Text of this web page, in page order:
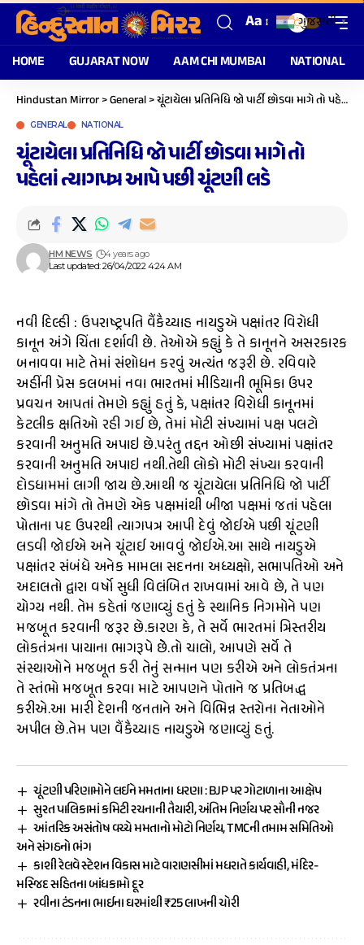
Aa
HOME GUJARAT NOW AAM CHI MUMBAI NATIONAL
Hindustan Mirror>General>ચૂંટાયેલા પ્રતિનિધિ જો પાર્ટી છોડવા માગે તો પહેલાં ત્યાગપત્ર આપે પછી ચૂંટણી લડે
GENERAL NATIONAL
ચૂંટાયેલા પ્રતિનિધિ જો પાર્ટી છોડવા માગે તો
પહેલાં ત્યાગપત્ર આપે પછી ચૂંટણી લડે
Last updated: 26/04/2022 4:24 AM
HM NEWS 4 years ago
નવી દિલ્હી : ઉપરાષ્ટ્રપતિ વૈંકૈય્યાહ નાયડુએ પક્ષાંતર વિરોધી
કાનૂન અંગે ચિંતા દર્શાવી છે. તેઓએ કહ્યું કે તે કાનૂનને અસરકારક
બનાવવા માટે તેમાં સંશોધન કરવું અત્યંત જરૂરી છે. રવિવારે
અહીંની પ્રેસ કલબમાં નવા ભારતમાં મીડિયાની ભૂમિકા ઉપર
પ્રવચન આપતાં તેમણે કહ્યું હતું કે, પક્ષાંતર વિરોધી કાનૂનમાં
કેટલીક ક્ષતિઓ રહી ગઈ છે, તેમાં મોટી સંખ્યામાં પક્ષ પલટો
કરવાની અનુમતિ અપાઇ છે.પરંતુ તદ્દન ઓછી સંખ્યામાં પક્ષાંતર
કરવાની અનુમતિ અપાઇ નથી.તેથી લોકો મોટી સંખ્યા કરવાની
દોડધામમાં લાગી જાય છે.આથી જ ચૂંટાયેલા પ્રતિનિધિ જો પાર્ટી
છોડવા માંગે તો તેમણે એક પક્ષમાંથી બીજા પક્ષમાં જતાં પહેલા
પોતાના પદ ઉપરથી ત્યાગપત્ર આપી દેવું જોઈએ પછી ચૂંટણી
લડવી જોઈએ અને ચૂંટાઈ આવવું જોઈએ.આ સાથે નાયડુએ
પક્ષાંતર સંબંધે અનેક મામલા સદનના અધ્યક્ષો, સભાપતિઓ અને
અદાલતો દ્વારા વર્ષો સુધી વિલંબિત રાખવામાં આવે છે, તે પણ
યોગ્ય નથી. તેમ કહેતાં જણાવ્યું હતું કે સ્થાનિક નિગમોને પણ
મજબૂત કરવાની જરૂર છે.કારણ કે, તે સર્વે ભારતમાં ત્રિસ્તરીય
લોકતંત્રના પાયાના ભાગરૂપે છેેે.તો ચાલો, આપણે સર્વે તે
સંસ્થાઓને મજબૂત કરી તેનું સન્માન પણ કરીએ અને લોકતંત્રના
તે સ્તંભો મજબૂત કરવા માટે આપણને પોતાને જ પ્રતિબદ્ધ
કરીએ.આ મારી દેશની જનતાને અને વિભિન્ન સ્તરોના નેતાઓને
અપીલ છે.તેમ પણ વૈંકૈય્યાહ નાયડુએ જણાવ્યું હતું.
ચૂંટણી પરિણામોને લઈને મમતાના ધરણા : BJP પર ગોટાળાના આક્ષેપ
સુરત પાલિકામાં કમિટી રચનાની તૈયારી, અંતિમ નિર્ણય પર સૌની નજર
આંતરિક અસંતોષ વચ્ચે મમતાનો મોટો નિર્ણય, TMCની તમામ સમિતિઓ
અને સંગઠનો ભંગ
કાશી રેલવે સ્ટેશન વિકાસ માટે વારાણસીમાં મધરાતે કાર્યવાહી, મંદિર-
મસ્જિદ સહિતના બાંધકામો દૂર
રવીના ટંડનના ભાઈના ઘરમાંથી ₹25 લાખની ચોરી
ગુજરાતી ▼